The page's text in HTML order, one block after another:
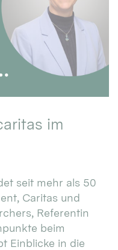
im
seit mehr als 50
Caritas und
Referentin
beim
Einblicke in die